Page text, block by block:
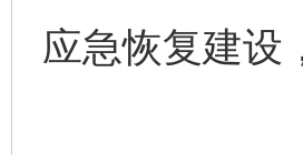
应急恢复建设